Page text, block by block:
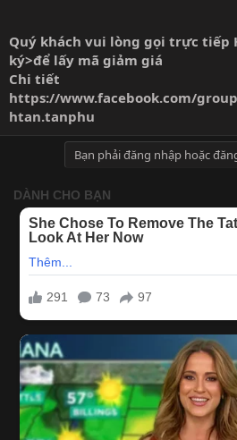
Quý khách vui lòng gọi trực tiếp
ký>để lấy mã giảm giá
Chi tiết
https://www.facebook.com/
htan.tanphu
Bạn phải đăng nhập hoặc